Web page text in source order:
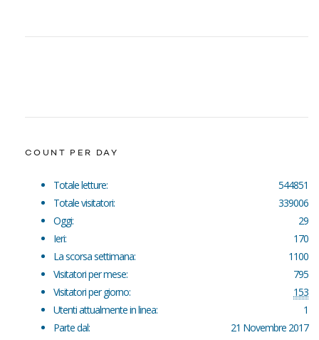
COUNT PER DAY
544851
Totale letture:
339006
Totale visitatori:
29
Oggi:
170
Ieri:
1100
La scorsa settimana:
795
Visitatori per mese:
153
Visitatori per giorno:
1
Utenti attualmente in linea:
21 Novembre 2017
Parte dal: